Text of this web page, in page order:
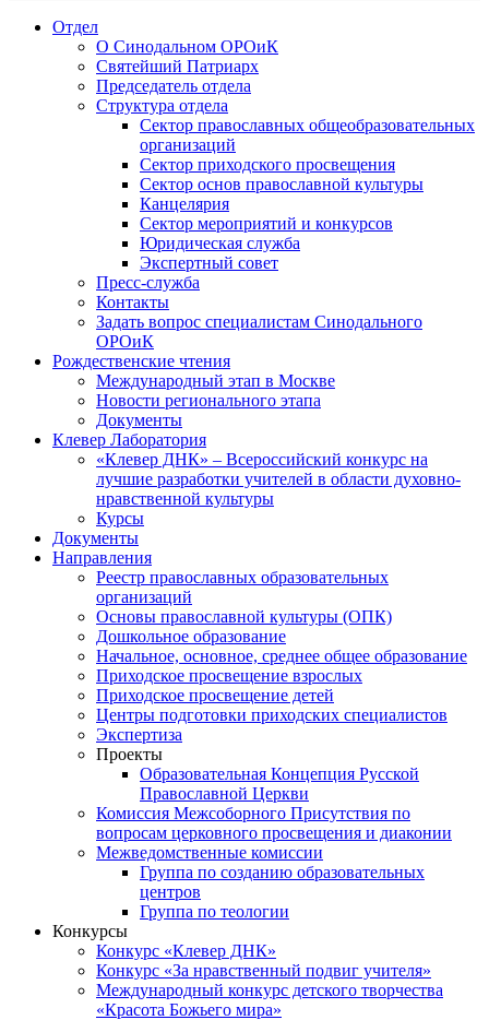
Отдел
О Синодальном ОРОиК
Святейший Патриарх
Председатель отдела
Структура отдела
Сектор православных общеобразовательных
организаций
Сектор приходского просвещения
Сектор основ православной культуры
Канцелярия
Сектор мероприятий и конкурсов
Юридическая служба
Экспертный совет
Пресс-служба
Контакты
Задать вопрос специалистам Синодального
ОРОиК
Рождественские чтения
Международный этап в Москве
Новости регионального этапа
Документы
Клевер Лаборатория
«Клевер ДНК» – Всероссийский конкурс на
лучшие разработки учителей в области духовно-
нравственной культуры
Курсы
Документы
Направления
Реестр православных образовательных
организаций
Основы православной культуры (ОПК)
Дошкольное образование
Начальное, основное, среднее общее образование
Приходское просвещение взрослых
Приходское просвещение детей
Центры подготовки приходских специалистов
Экспертиза
Проекты
Образовательная Концепция Русской
Православной Церкви
Комиссия Межсоборного Присутствия по
вопросам церковного просвещения и диаконии
Межведомственные комиссии
Группа по созданию образовательных
центров
Группа по теологии
Конкурсы
Конкурс «Клевер ДНК»
Конкурс «За нравственный подвиг учителя»
Международный конкурс детского творчества
«Красота Божьего мира»